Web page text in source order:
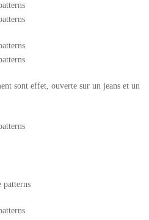
sont effet, ouverte sur un jeans et un